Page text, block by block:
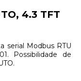
4.3 TFT
serial Modbus RTU
Possibilidade de